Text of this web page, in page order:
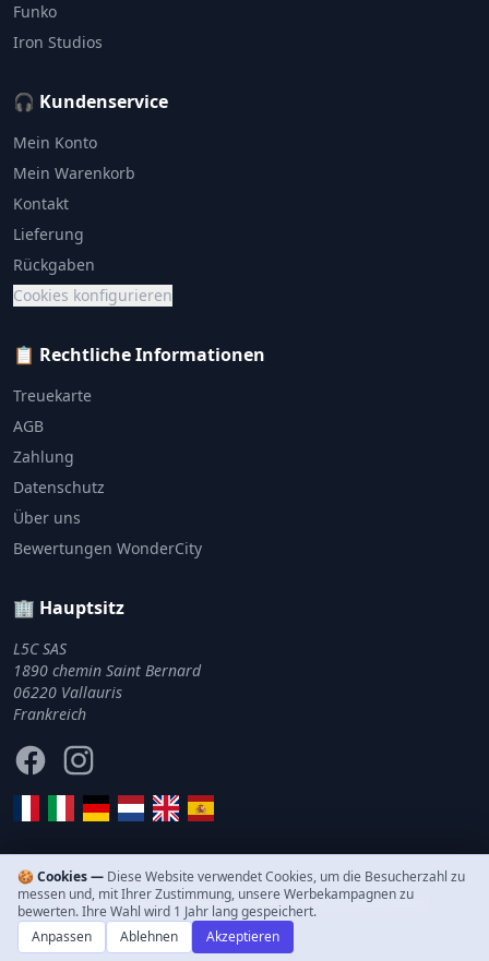
Funko
Iron Studios
🎧 Kundenservice
Mein Konto
Mein Warenkorb
Kontakt
Lieferung
Rückgaben
Cookies konfigurieren
📋 Rechtliche Informationen
Treuekarte
AGB
Zahlung
Datenschutz
Über uns
Bewertungen WonderCity
🏢 Hauptsitz
L5C SAS
1890 chemin Saint Bernard
06220 Vallauris
Frankreich
FacebookInstagram
© 2011–2026 WonderCity. Alle Rechte vorbehalten.
🍪 Cookies — Diese Website verwendet Cookies, um die Besucherzahl zu
messen und, mit Ihrer Zustimmung, unsere Werbekampagnen zu
bewerten. Ihre Wahl wird 1 Jahr lang gespeichert.
Anpassen
Ablehnen Akzeptieren